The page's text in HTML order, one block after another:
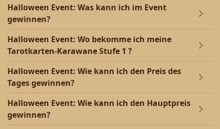
Halloween Event: Was kann ich im Event
gewinnen?
Halloween Event: Wo bekomme ich meine
Tarotkarten-Karawane Stufe 1 ?
Halloween Event: Wie kann ich den Preis des
Tages gewinnen?
Halloween Event: Wie kann ich den Hauptpreis
gewinnen?